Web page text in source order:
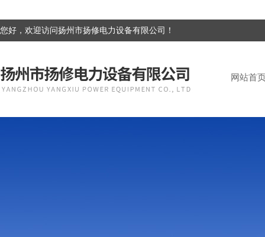
您好，欢迎访问扬州市扬修电力设备有限公司！
网站首